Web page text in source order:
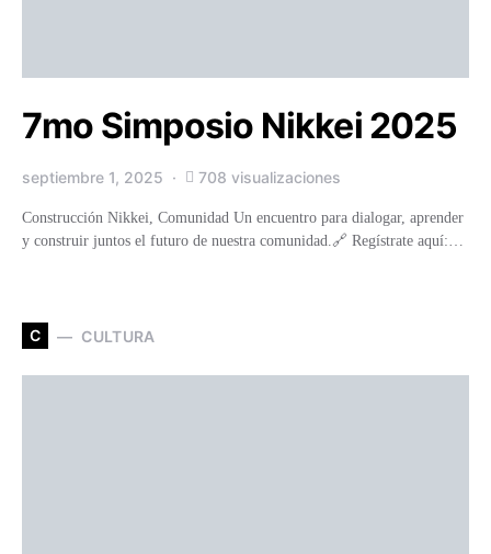
7mo Simposio Nikkei 2025
septiembre 1, 2025 708 visualizaciones
Construcción Nikkei, Comunidad Un encuentro para dialogar, aprender
y construir juntos el futuro de nuestra comunidad.🔗 Regístrate aquí:…
C CULTURA